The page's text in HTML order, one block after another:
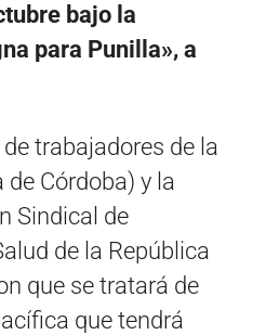
bajo la
para Punilla», a
trabajadores de la
Córdoba) y la
Sindical de
de la República
que se tratará de
que tendrá